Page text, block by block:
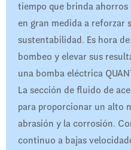
tiempo que brinda
en gran medida a reforzar
sustentabilidad. Es hora
bombeo y elevar sus
una bomba eléctrica
La sección de fluido de
para proporcionar un alto
abrasión y la corrosión.
continuo a bajas